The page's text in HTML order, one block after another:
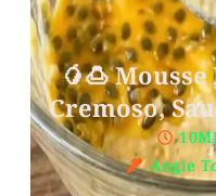
🥭🍮
Cremoso,
Angie